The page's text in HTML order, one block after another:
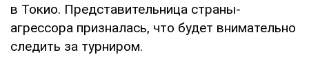
в Токио. Представительница страны-
агрессора призналась, что будет внимательно
следить за турниром.